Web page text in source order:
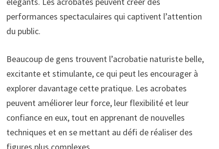
performances spectaculaires qui captivent l’attention
du public.
Beaucoup de gens trouvent l’acrobatie naturiste belle,
excitante et stimulante, ce qui peut les encourager à
explorer davantage cette pratique. Les acrobates
peuvent améliorer leur force, leur flexibilité et leur
confiance en eux, tout en apprenant de nouvelles
techniques et en se mettant au défi de réaliser des